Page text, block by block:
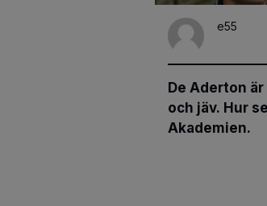
e55
De Aderton
och jäv. Hur
Akademien.